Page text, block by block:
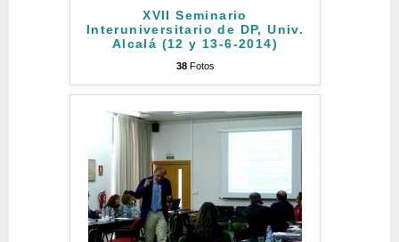
XVII Seminario
Interuniversitario de DP, Univ.
Alcalá (12 y 13-6-2014)
38Fotos